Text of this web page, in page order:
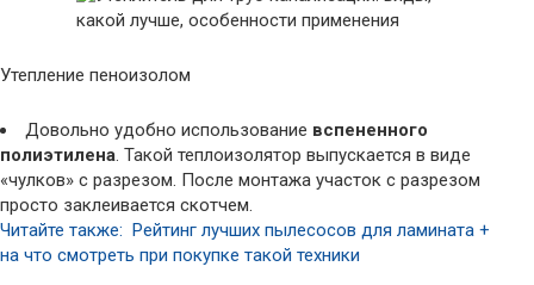
Утепление пеноизолом
Довольно удобно использование вспененного
полиэтилена. Такой теплоизолятор выпускается в виде
«чулков» с разрезом. После монтажа участок с разрезом
просто заклеивается скотчем.
Читайте также: Рейтинг лучших пылесосов для ламината +
на что смотреть при покупке такой техники